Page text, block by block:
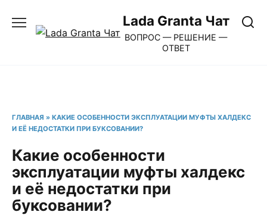
содержанию
Lada Granta Чат
ВОПРОС — РЕШЕНИЕ —
ОТВЕТ
ГЛАВНАЯ » КАКИЕ ОСОБЕННОСТИ ЭКСПЛУАТАЦИИ МУФТЫ ХАЛДЕКС
И ЕЁ НЕДОСТАТКИ ПРИ БУКСОВАНИИ?
Какие особенности
эксплуатации муфты халдекс
и её недостатки при
буксовании?